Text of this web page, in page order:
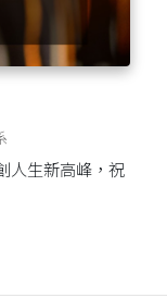
人生新高峰，祝